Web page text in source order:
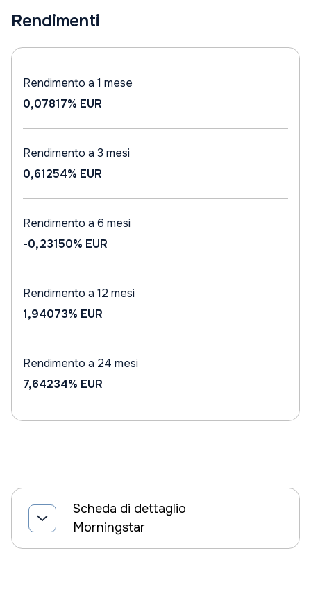
Rendimenti
Rendimento a 1 mese
0,07817% EUR
Rendimento a 3 mesi
0,61254% EUR
Rendimento a 6 mesi
-0,23150% EUR
Rendimento a 12 mesi
1,94073% EUR
Rendimento a 24 mesi
7,64234% EUR
Scheda di dettaglio
Morningstar